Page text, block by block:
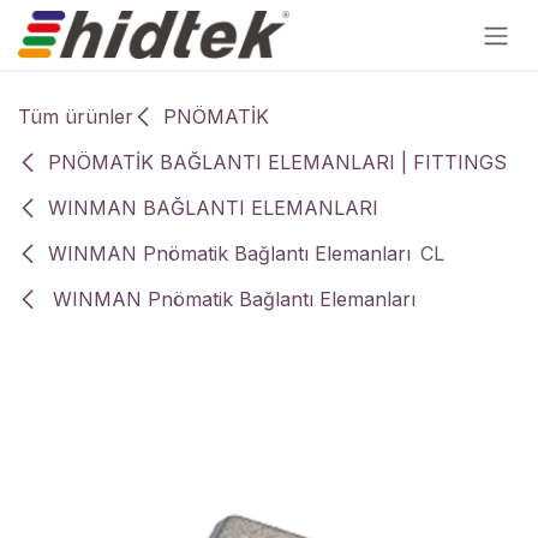
İçereği Atla
Tüm ürünler
PNÖMATİK
PNÖMATİK BAĞLANTI ELEMANLARI | FITTINGS
WINMAN BAĞLANTI ELEMANLARI
WINMAN Pnömatik Bağlantı Elemanları CL
WINMAN Pnömatik Bağlantı Elemanları